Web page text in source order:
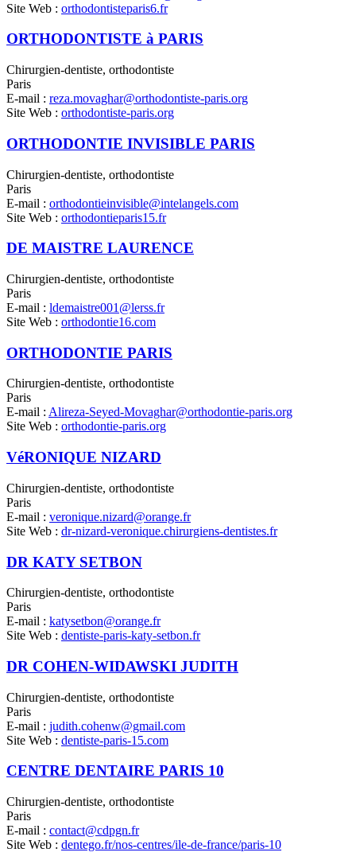
Site Web : orthodontisteparis6.fr
ORTHODONTISTE à PARIS
Chirurgien-dentiste, orthodontiste
Paris
E-mail : reza.movaghar@orthodontiste-paris.org
Site Web : orthodontiste-paris.org
ORTHODONTIE INVISIBLE PARIS
Chirurgien-dentiste, orthodontiste
Paris
E-mail : orthodontieinvisible@intelangels.com
Site Web : orthodontieparis15.fr
DE MAISTRE LAURENCE
Chirurgien-dentiste, orthodontiste
Paris
E-mail : ldemaistre001@lerss.fr
Site Web : orthodontie16.com
ORTHODONTIE PARIS
Chirurgien-dentiste, orthodontiste
Paris
E-mail : Alireza-Seyed-Movaghar@orthodontie-paris.org
Site Web : orthodontie-paris.org
VéRONIQUE NIZARD
Chirurgien-dentiste, orthodontiste
Paris
E-mail : veronique.nizard@orange.fr
Site Web : dr-nizard-veronique.chirurgiens-dentistes.fr
DR KATY SETBON
Chirurgien-dentiste, orthodontiste
Paris
E-mail : katysetbon@orange.fr
Site Web : dentiste-paris-katy-setbon.fr
DR COHEN-WIDAWSKI JUDITH
Chirurgien-dentiste, orthodontiste
Paris
E-mail : judith.cohenw@gmail.com
Site Web : dentiste-paris-15.com
CENTRE DENTAIRE PARIS 10
Chirurgien-dentiste, orthodontiste
Paris
E-mail : contact@cdpgn.fr
Site Web : dentego.fr/nos-centres/ile-de-france/paris-10